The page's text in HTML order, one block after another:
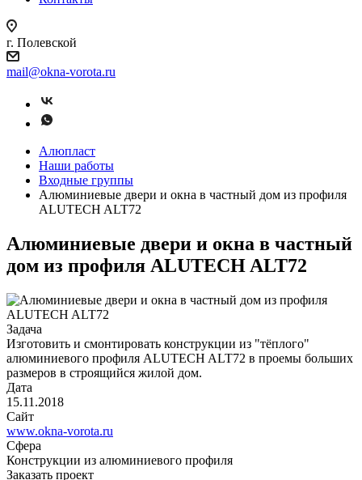
г. Полевской
mail@okna-vorota.ru
Алюпласт
Наши работы
Входные группы
Алюминиевые двери и окна в частный дом из профиля
ALUTECH ALT72
Алюминиевые двери и окна в частный
дом из профиля ALUTECH ALT72
Задача
Изготовить и смонтировать конструкции из "тёплого"
алюминиевого профиля ALUTECH ALT72 в проемы больших
размеров в строящийся жилой дом.
Дата
15.11.2018
Сайт
www.okna-vorota.ru
Сфера
Конструкции из алюминиевого профиля
Заказать проект